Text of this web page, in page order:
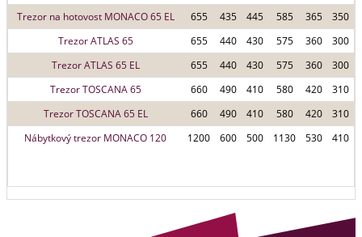
Trezor na hotovost MONACO 65 EL
655 435 445 585 365
350
Trezor ATLAS 65
655 440 430 575 360
300
Trezor ATLAS 65 EL
655 440 430 575 360
300
Trezor TOSCANA 65
660 490 410 580 420
310
Trezor TOSCANA 65 EL
660 490 410 580 420
310
Nábytkový trezor MONACO 120
1200 600 500 1130 530 410